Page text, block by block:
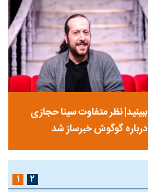
ببینید| نظر متفاوت سینا حجازی
درباره گوگوش خبرساز شد
۱ ۲